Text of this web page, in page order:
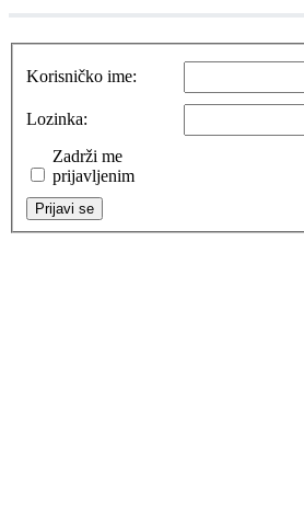
Korisničko ime:
Lozinka:
Zadrži me
prijavljenim
Prijavi se